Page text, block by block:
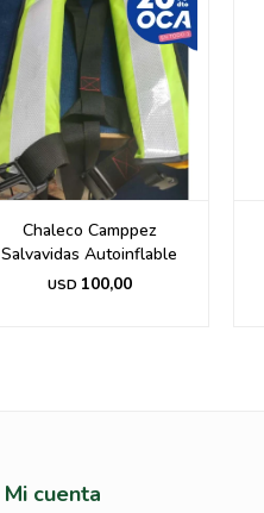
Chaleco Camppez
Salvavidas Autoinflable
USD 100,00
Mi cuenta